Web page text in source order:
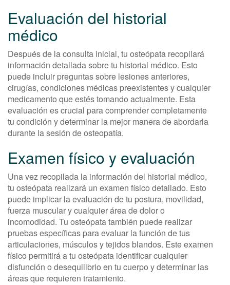
Evaluación del historial
médico
Después de la consulta inicial, tu osteópata recopilará
información detallada sobre tu historial médico. Esto
puede incluir preguntas sobre lesiones anteriores,
cirugías, condiciones médicas preexistentes y cualquier
medicamento que estés tomando actualmente. Esta
evaluación es crucial para comprender completamente
tu condición y determinar la mejor manera de abordarla
durante la sesión de osteopatía.
Examen físico y evaluación
Una vez recopilada la información del historial médico,
tu osteópata realizará un examen físico detallado. Esto
puede implicar la evaluación de tu postura, movilidad,
fuerza muscular y cualquier área de dolor o
incomodidad. Tu osteópata también puede realizar
pruebas específicas para evaluar la función de tus
articulaciones, músculos y tejidos blandos. Este examen
físico permitirá a tu osteópata identificar cualquier
disfunción o desequilibrio en tu cuerpo y determinar las
áreas que requieren tratamiento.